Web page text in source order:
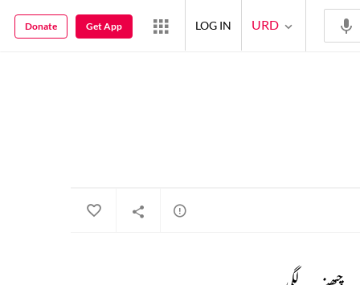
URD
LOG IN
Get App
Donate